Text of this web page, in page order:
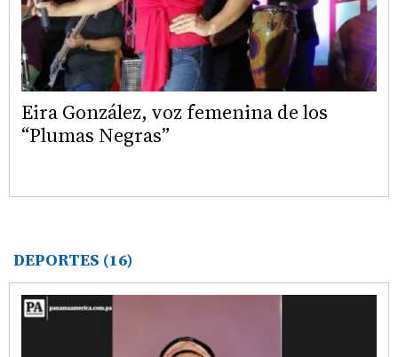
Eira González, voz femenina de los
“Plumas Negras”
DEPORTES (16)